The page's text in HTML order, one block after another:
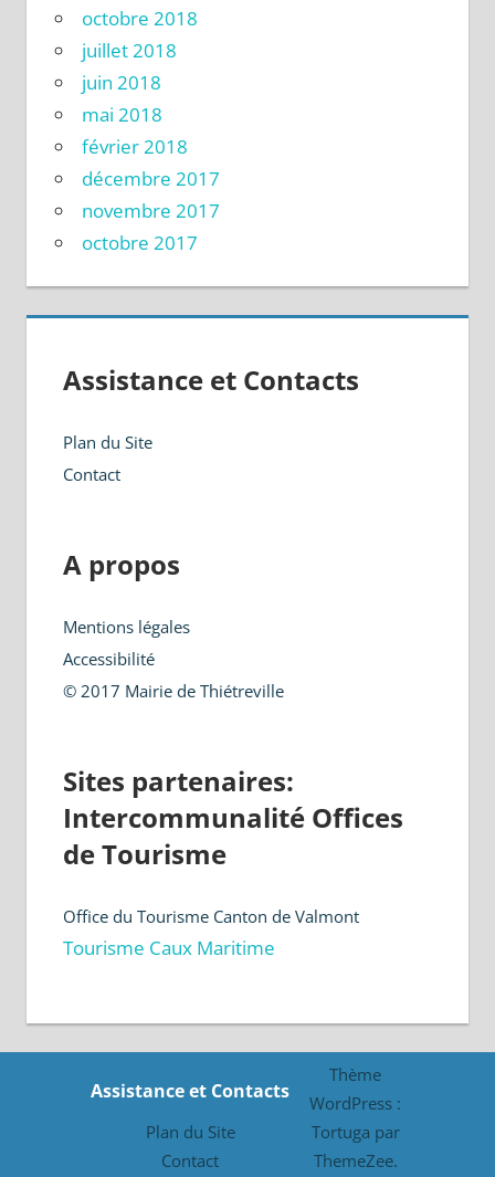
octobre 2018
juillet 2018
juin 2018
mai 2018
février 2018
décembre 2017
novembre 2017
octobre 2017
Assistance et Contacts
Plan du Site
Contact
A propos
Mentions légales
Accessibilité
© 2017 Mairie de Thiétreville
Sites partenaires:
Intercommunalité Offices
de Tourisme
Office du Tourisme Canton de Valmont
Tourisme Caux Maritime
Assistance et Contacts
Plan du Site
Contact
Thème
WordPress :
Tortuga par
ThemeZee.